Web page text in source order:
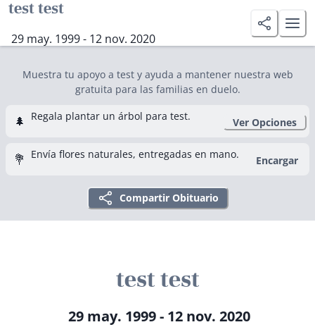
test test
29 may. 1999 - 12 nov. 2020
Muestra tu apoyo a test y ayuda a mantener nuestra web
gratuita para las familias en duelo.
🌲 Regala plantar un árbol para test. Ver Opciones
💐 Envía flores naturales, entregadas en mano. Encargar
Compartir Obituario
test test
29 may. 1999 - 12 nov. 2020